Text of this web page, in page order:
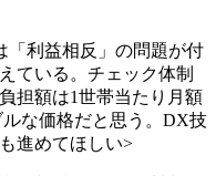
「利益相反」の問題が付
ている。チェック体制
担額は1世帯当たり月額
な価格だと思う。 DX技
進めてほしい>